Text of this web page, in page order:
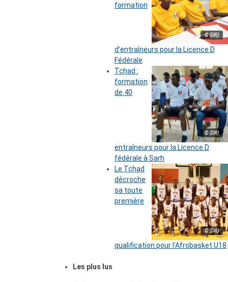
© (DR)
formation
d’entraîneurs pour la Licence D
Fédérale
© (DR)
Tchad :
formation
de 40
entraîneurs pour la Licence D
fédérale à Sarh
© (DR)
Le Tchad
décroche
sa toute
première
qualification pour l’Afrobasket U18
Les plus lus